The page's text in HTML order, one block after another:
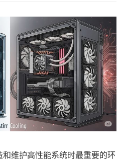
维护高性能系统时最重要的环